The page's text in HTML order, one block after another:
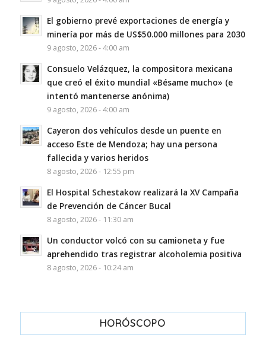
El gobierno prevé exportaciones de energía y
minería por más de US$50.000 millones para 2030
9 agosto, 2026 - 4:00 am
Consuelo Velázquez, la compositora mexicana
que creó el éxito mundial «Bésame mucho» (e
intentó mantenerse anónima)
9 agosto, 2026 - 4:00 am
Cayeron dos vehículos desde un puente en
acceso Este de Mendoza; hay una persona
fallecida y varios heridos
8 agosto, 2026 - 12:55 pm
El Hospital Schestakow realizará la XV Campaña
de Prevención de Cáncer Bucal
8 agosto, 2026 - 11:30 am
Un conductor volcó con su camioneta y fue
aprehendido tras registrar alcoholemia positiva
8 agosto, 2026 - 10:24 am
HORÓSCOPO